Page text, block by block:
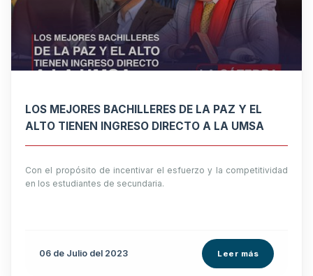
LOS MEJORES BACHILLERES DE LA PAZ Y EL
ALTO TIENEN INGRESO DIRECTO A LA UMSA
Con el propósito de incentivar el esfuerzo y la competitividad
en los estudiantes de secundaria.
06 de Julio del 2023 Leer más